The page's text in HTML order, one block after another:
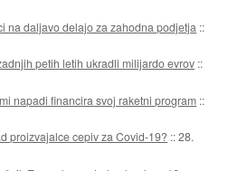
na daljavo delajo za zahodna podjetja ::
petih letih ukradli milijardo evrov ::
napadi financira svoj raketni program ::
proizvajalce cepiv za Covid-19? ::28.